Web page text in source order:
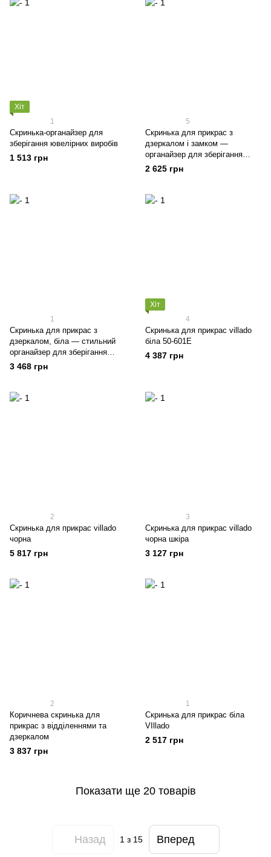
Хіт
1
Скринька-органайзер для
зберігання ювелірних виробів
1 513 грн
5
Скринька для прикрас з
дзеркалом і замком —
органайзер для зберігання
ювелірних виробів
2 625 грн
1
Скринька для прикрас з
дзеркалом, біла — стильний
органайзер для зберігання
коштовностей
3 468 грн
Хіт
4
Скринька для прикрас villado
біла 50-601E
4 387 грн
2
Скринька для прикрас villado
чорна
5 817 грн
3
Скринька для прикрас villado
чорна шкіра
3 127 грн
2
Коричнева скринька для
прикрас з відділеннями та
дзеркалом
3 837 грн
1
Скринька для прикрас біла
VIllado
2 517 грн
Показати ще 20 товарів
Назад 1 з 15 Вперед